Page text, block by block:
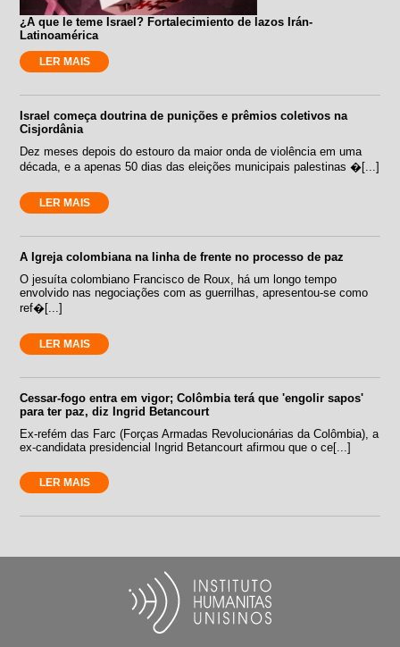
¿A que le teme Israel? Fortalecimiento de lazos Irán-
Latinoamérica
LER MAIS
Israel começa doutrina de punições e prêmios coletivos na
Cisjordânia
Dez meses depois do estouro da maior onda de violência em uma
década, e a apenas 50 dias das eleições municipais palestinas �[...]
LER MAIS
A Igreja colombiana na linha de frente no processo de paz
O jesuíta colombiano Francisco de Roux, há um longo tempo
envolvido nas negociações com as guerrilhas, apresentou-se como
ref�[...]
LER MAIS
Cessar-fogo entra em vigor; Colômbia terá que 'engolir sapos'
para ter paz, diz Ingrid Betancourt
Ex-refém das Farc (Forças Armadas Revolucionárias da Colômbia), a
ex-candidata presidencial Ingrid Betancourt afirmou que o ce[...]
LER MAIS